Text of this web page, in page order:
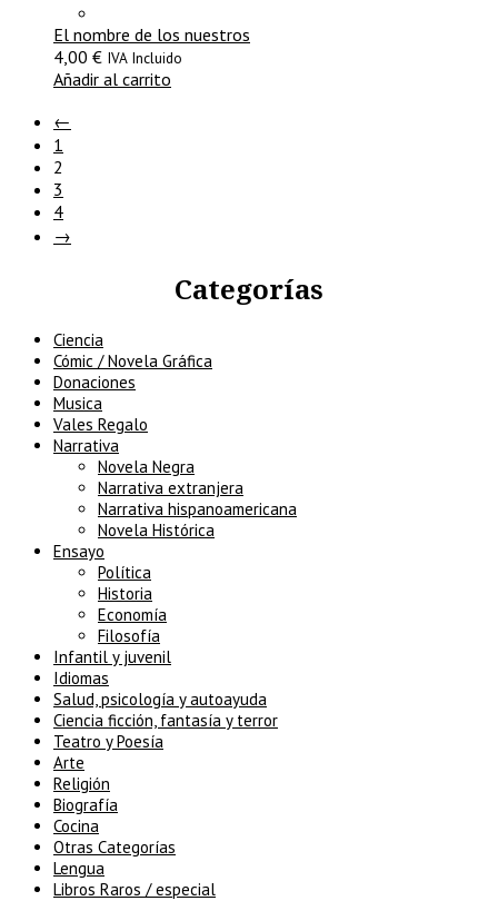
El nombre de los nuestros
4,00 € IVA Incluido
Añadir al carrito
←
1
2
3
4
→
Categorías
Ciencia
Cómic / Novela Gráfica
Donaciones
Musica
Vales Regalo
Narrativa
Novela Negra
Narrativa extranjera
Narrativa hispanoamericana
Novela Histórica
Ensayo
Política
Historia
Economía
Filosofía
Infantil y juvenil
Idiomas
Salud, psicología y autoayuda
Ciencia ficción, fantasía y terror
Teatro y Poesía
Arte
Religión
Biografía
Cocina
Otras Categorías
Lengua
Libros Raros / especial